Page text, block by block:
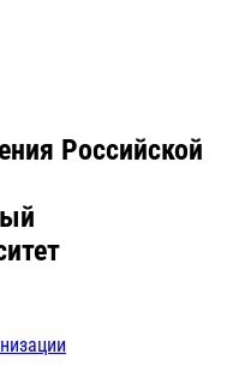
Российской